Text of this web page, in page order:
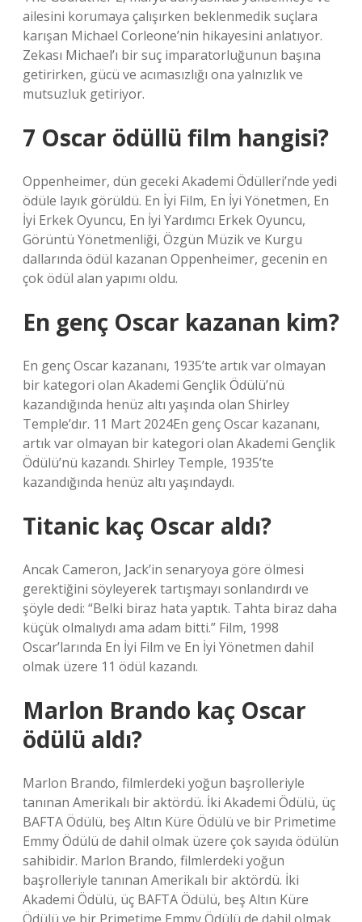
ailesini korumaya çalışırken beklenmedik suçlara
karışan Michael Corleone’nin hikayesini anlatıyor.
Zekası Michael’ı bir suç imparatorluğunun başına
getirirken, gücü ve acımasızlığı ona yalnızlık ve
mutsuzluk getiriyor.
7 Oscar ödüllü film hangisi?
Oppenheimer, dün geceki Akademi Ödülleri’nde yedi
ödüle layık görüldü. En İyi Film, En İyi Yönetmen, En
İyi Erkek Oyuncu, En İyi Yardımcı Erkek Oyuncu,
Görüntü Yönetmenliği, Özgün Müzik ve Kurgu
dallarında ödül kazanan Oppenheimer, gecenin en
çok ödül alan yapımı oldu.
En genç Oscar kazanan kim?
En genç Oscar kazananı, 1935’te artık var olmayan
bir kategori olan Akademi Gençlik Ödülü’nü
kazandığında henüz altı yaşında olan Shirley
Temple’dır. 11 Mart 2024En genç Oscar kazananı,
artık var olmayan bir kategori olan Akademi Gençlik
Ödülü’nü kazandı. Shirley Temple, 1935’te
kazandığında henüz altı yaşındaydı.
Titanic kaç Oscar aldı?
Ancak Cameron, Jack’in senaryoya göre ölmesi
gerektiğini söyleyerek tartışmayı sonlandırdı ve
şöyle dedi: “Belki biraz hata yaptık. Tahta biraz daha
küçük olmalıydı ama adam bitti.” Film, 1998
Oscar’larında En İyi Film ve En İyi Yönetmen dahil
olmak üzere 11 ödül kazandı.
Marlon Brando kaç Oscar
ödülü aldı?
Marlon Brando, filmlerdeki yoğun başrolleriyle
tanınan Amerikalı bir aktördü. İki Akademi Ödülü, üç
BAFTA Ödülü, beş Altın Küre Ödülü ve bir Primetime
Emmy Ödülü de dahil olmak üzere çok sayıda ödülün
sahibidir. Marlon Brando, filmlerdeki yoğun
başrolleriyle tanınan Amerikalı bir aktördü. İki
Akademi Ödülü, üç BAFTA Ödülü, beş Altın Küre